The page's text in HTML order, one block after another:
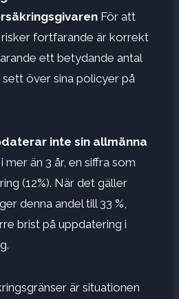
För att
fortfarande är korrekt
ett betydande antal
över sina policyer på
inte sin allmänna
i mer än 3 år, en siffra som
(12%). När det gäller
denna andel till 33 %,
brist på uppdatering i
är situationen